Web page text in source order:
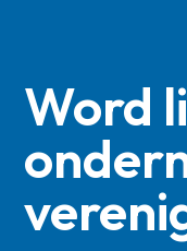
Word